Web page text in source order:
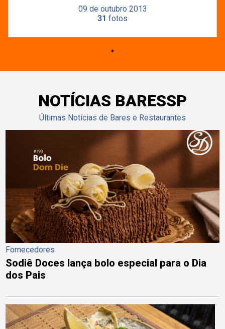
09 de outubro 2013
31 fotos
NOTÍCIAS BARESSP
Últimas Notícias de Bares e Restaurantes
Fornecedores
Sodiê Doces lança bolo especial para o Dia
dos Pais